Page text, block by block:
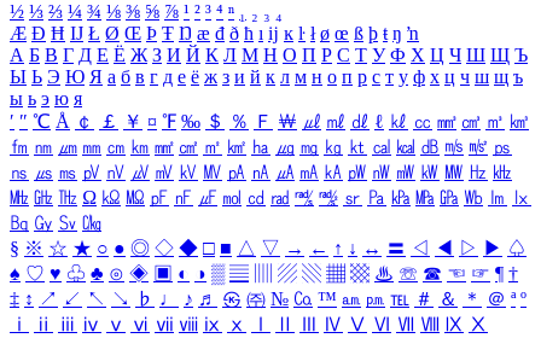
½ ⅓ ⅔ ¼ ¾ ⅛ ⅜ ⅝ ⅞ ¹ ² ³ ⁴ ⁿ ₁ ₂ ₃ ₄
Æ Ð Ħ Ĳ Ł Ø Œ Þ Ŧ Ŋ æ đ ð ħ ı ĳ ĸ ŀ ł ø œ ß þ ŧ ŋ ŉ
А Б В Г Д Е Ё Ж З И Й К Л М Н О П Р С Т У Ф Х Ц Ч Ш Щ Ъ
Ы Ь Э Ю Я а б в г д е ё ж з и й к л м н о п р с т у ф х ц ч ш щ ъ
ы ь э ю я
′ ″ ℃ Å ￠ ￡ ￥ ¤ ℉ ‰ ＄ ％ Ｆ ￦ ㎕ ㎖ ㎗ ℓ ㎘ ㏄ ㎣ ㎤ ㎥ ㎦
㎙ ㎚ ㎛ ㎜ ㎝ ㎞ ㎟ ㎠ ㎡ ㎢ ㏊ ㎍ ㎎ ㎏ ㏏ ㎈ ㎉ ㏈ ㎧ ㎨ ㎰
㎱ ㎲ ㎳ ㎴ ㎵ ㎶ ㎷ ㎸ ㎹ ㎀ ㎁ ㎂ ㎃ ㎄ ㎺ ㎻ ㎽ ㎾ ㎿ ㎐ ㎑
㎒ ㎓ ㎔ Ω ㏀ ㏁ ㎊ ㎋ ㎌ ㏖ ㏅ ㎭ ㎮ ㎯ ㏛ ㎩ ㎪ ㎫ ㎬ ㏝ ㏐
㏓
㏃ ㏉ ㏜ ㏆
§ ※ ☆ ★ ○ ● ◎ ◇ ◆ □ ■ △ ▽ → ← ↑ ↓ ↔ 〓 ◁ ◀ ▷ ▶ ♤
♠ ♡ ♥ ♧ ♣ ⊙ ◈ ▣ ◐ ◑ ▒ ▤ ▨ ▧ ▦ ▩ ♨ ☏ ☎ ☜ ☞ ¶ †
‡ ↕ ↗ ↙ ↖ ↘ ♭ ♩ ♪ ♬ ㉿ ㈜ № ㏇ ™ ㏂ ㏘ ℡ ＃ ＆ ＊ ＠ ª º
ⅰ
ⅱ ⅲ ⅳ ⅴ ⅵ ⅶ ⅷ ⅸ ⅹ Ⅳ Ⅴ Ⅵ Ⅶ Ⅷ Ⅸ Ⅹ